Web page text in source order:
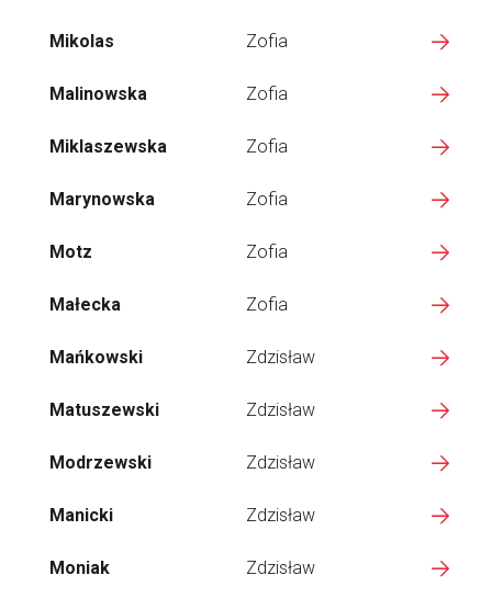
Mikolas Zofia
Malinowska Zofia
Miklaszewska Zofia
Marynowska Zofia
Motz Zofia
Małecka Zofia
Mańkowski Zdzisław
Matuszewski Zdzisław
Modrzewski Zdzisław
Manicki Zdzisław
Moniak Zdzisław